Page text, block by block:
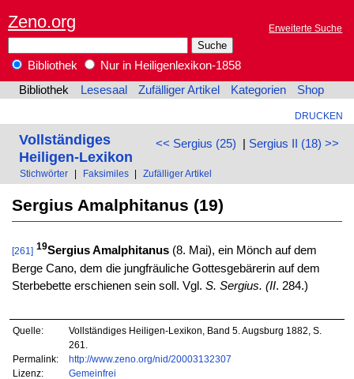
Zeno.org Erweiterte Suche
Bibliothek
Nur in Heiligenlexikon-1858
Bibliothek
Lesesaal Zufälliger Artikel Kategorien Shop
DRUCKEN
<< Sergius (25) | Sergius II (18) >>
Vollständiges
Heiligen-Lexikon
Stichwörter Faksimiles Zufälliger Artikel
Sergius Amalphitanus (19)
[261] 19Sergius Amalphitanus(8. Mai), ein Mönch auf dem
Berge Cano, dem die jungfräuliche Gottesgebärerin auf dem
Sterbebette erschienen sein soll. Vgl. S. Sergius. (II. 284.)
Quelle:
Vollständiges Heiligen-Lexikon, Band 5. Augsburg 1882, S.
261.
Permalink:
http://www.zeno.org/nid/20003132307
Lizenz:
Gemeinfrei